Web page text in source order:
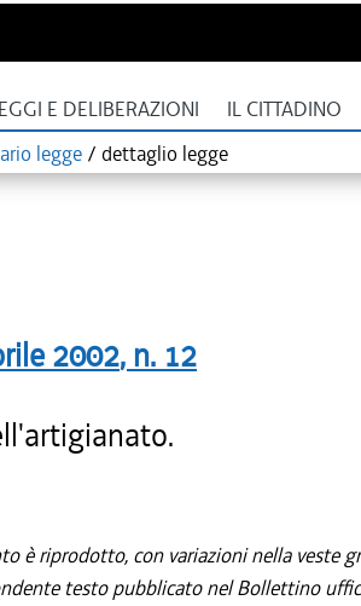
E DELIBERAZIONI IL CITTADINO
legge / dettaglio legge
2002, n. 12
è riprodotto, con variazioni nella veste
testo pubblicato nel Bollettino